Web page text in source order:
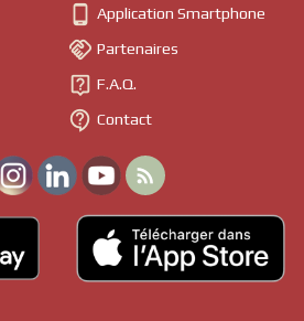
 Application Smartphone
 Partenaires
 F.A.Q.
 Contact
